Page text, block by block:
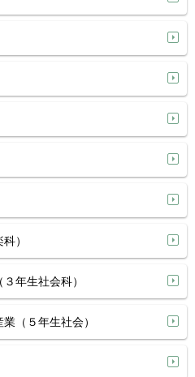
）
年生社会科）
（５年生社会）